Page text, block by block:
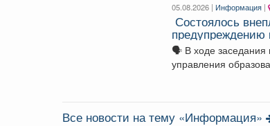
05.08.2026 | Информация |
Состоялось
предупреждению
ситуаций и
🗣️ В ходе заседания
управления
Все новости на тему «Информация»